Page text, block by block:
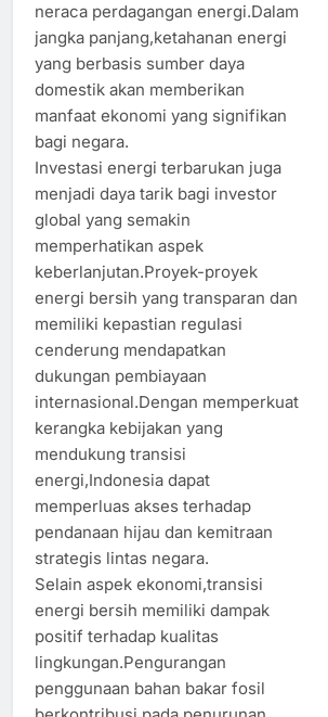
neraca perdagangan energi.Dalam
jangka panjang,ketahanan energi
yang berbasis sumber daya
domestik akan memberikan
manfaat ekonomi yang signifikan
bagi negara.
Investasi energi terbarukan juga
menjadi daya tarik bagi investor
global yang semakin
memperhatikan aspek
keberlanjutan.Proyek-proyek
energi bersih yang transparan dan
memiliki kepastian regulasi
cenderung mendapatkan
dukungan pembiayaan
internasional.Dengan memperkuat
kerangka kebijakan yang
mendukung transisi
energi,Indonesia dapat
memperluas akses terhadap
pendanaan hijau dan kemitraan
strategis lintas negara.
Selain aspek ekonomi,transisi
energi bersih memiliki dampak
positif terhadap kualitas
lingkungan.Pengurangan
penggunaan bahan bakar fosil